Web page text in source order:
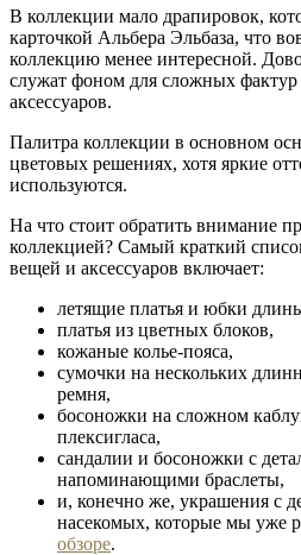
В коллекции мало драпировок,
карточкой Альбера Эльбаза, что
коллекцию менее интересной.
служат фоном для сложных
аксессуаров.
Палитра коллекции в основном
цветовых решениях, хотя яркие
используются.
На что стоит обратить внимание
коллекцией? Самый краткий
вещей и аксессуаров включает:
летящие платья и юбки
платья из цветных блоков,
кожаные колье-пояса,
сумочки на нескольких
ремня,
босоножки на сложном
плексигласа,
сандалии и босоножки с
напоминающими браслеты,
и, конечно же, украшения с
насекомых, которые мы уже
обзоре.